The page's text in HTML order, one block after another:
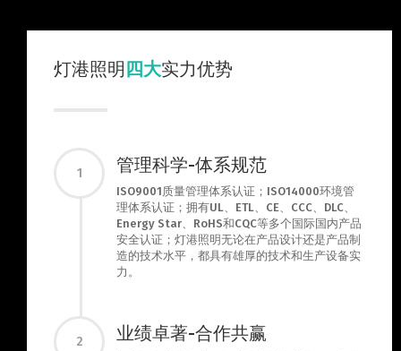
灯港照明四大实力优势
1 管理科学-体系规范
ISO9001质量管理体系认证；ISO14000环境管
理体系认证；拥有UL、ETL、CE、CCC、DLC、
Energy Star、RoHS和CQC等多个国际国内产品
安全认证；灯港照明无论在产品设计还是产品制
造的技术水平，都具有雄厚的技术和生产设备实
力。
2 业绩卓著-合作共赢